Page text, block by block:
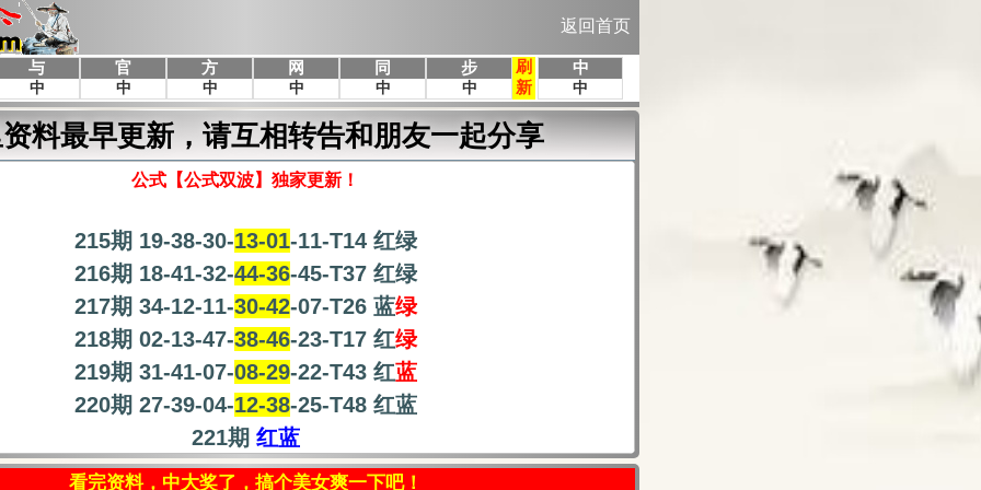
返回首页
料最早更新，请互相转告和朋友一起分享
公式【公式双波】独家更新！
215期 19-38-30-13-01-11-T14 红绿
216期 18-41-32-44-36-45-T37 红绿
217期 34-12-11-30-42-07-T26 蓝绿
218期 02-13-47-38-46-23-T17 红绿
219期 31-41-07-08-29-22-T43 红蓝
220期 27-39-04-12-38-25-T48 红蓝
221期 红蓝
看完资料，中大奖了，搞个美女爽一下吧！